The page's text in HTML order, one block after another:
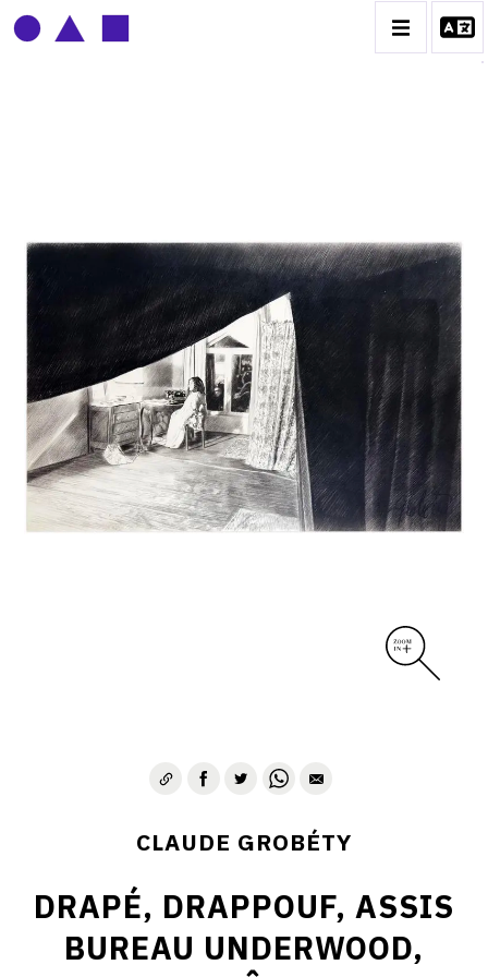
BIOGRAPHIE
CATALOGUE DES OEUVRES
CONTACT
CLAUDE GROBÉTY
DRAPÉ, DRAPPOUF, ASSIS
BUREAU UNDERWOOD,